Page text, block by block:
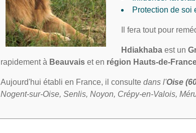
Protection de soi
Il fera tout pour
Hdiakhaba est un
rapidement à Beauvais et en région Hauts-de-
Aujourd'hui établi en France, il consulte dans l'Oise
Nogent-sur-Oise, Senlis, Noyon, Crépy-en-Valois,